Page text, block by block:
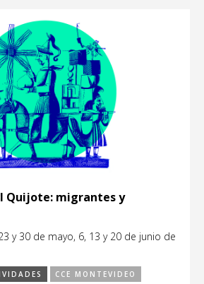
Quijote: migrantes y
y 30 de mayo, 6, 13 y 20 de junio de
CCE MONTEVIDEO